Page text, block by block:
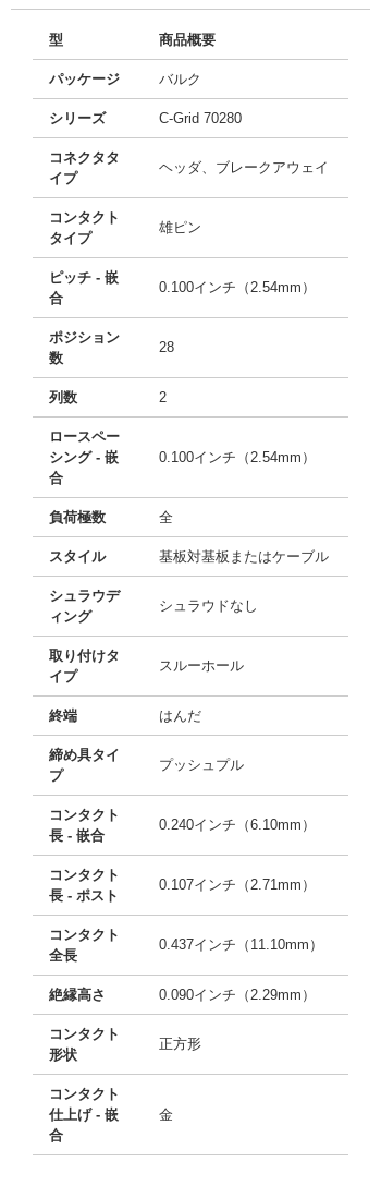
型 商品概要
パッケージ バルク
シリーズ C-Grid 70280
コネクタタ
イプ
ヘッダ、ブレークアウェイ
コンタクト
タイプ
雄ピン
ピッチ - 嵌
合
0.100インチ（2.54mm）
ポジション
数
28
列数 2
ロースペー
シング - 嵌
合
0.100インチ（2.54mm）
負荷極数 全
スタイル 基板対基板またはケーブル
シュラウデ
ィング
シュラウドなし
取り付けタ
イプ
スルーホール
終端 はんだ
締め具タイ
プ
プッシュプル
コンタクト
長 - 嵌合
0.240インチ（6.10mm）
コンタクト
長 - ポスト
0.107インチ（2.71mm）
コンタクト
全長
0.437インチ（11.10mm）
絶縁高さ 0.090インチ（2.29mm）
コンタクト
形状
正方形
コンタクト
仕上げ - 嵌
合
金